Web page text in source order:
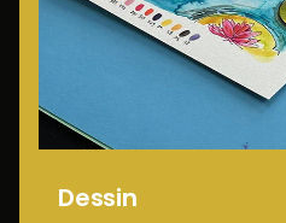
Dessin